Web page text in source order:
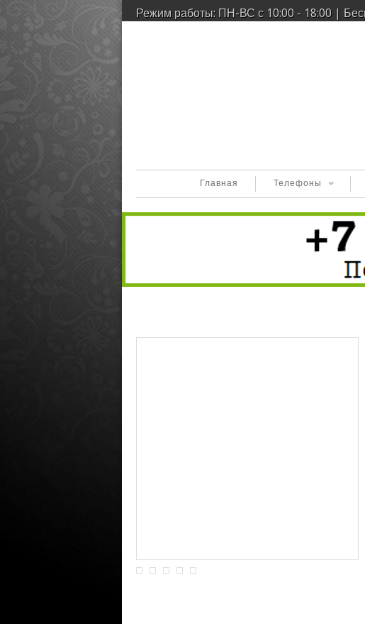
Режим работы: ПН-ВС с 10:00 - 18:00 |
Главная Телефоны